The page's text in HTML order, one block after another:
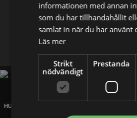
HUVUDKONTOR
informationen med annan
som du har tillhandahållit
samlat in när du har använt
Läs mer
Strikt
nödvändigt
Prestanda